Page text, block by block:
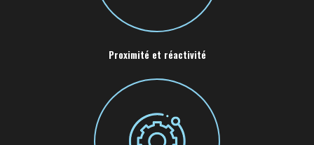
Proximité et réactivité